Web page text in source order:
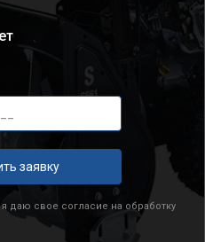
заявку
даю свое согласие на обработку